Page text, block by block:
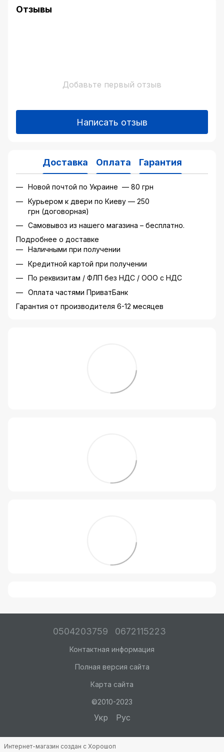
Отзывы
Добавьте первый отзыв
Написать отзыв
Доставка Оплата Гарантия
Новой почтой по Украине — 80 грн
Курьером к двери по Киеву — 250
грн (договорная)
Самовывоз из нашего магазина – бесплатно.
Подробнее о доставке
Наличными при получении
Кредитной картой при получении
По реквизитам / ФЛП без НДС / ООО с НДС
Оплата частями ПриватБанк
Гарантия от производителя 6-12 месяцев
0504203759 0672115223
Контактная информация
Полная версия сайта
Карта сайта
©2010-2023
Укр Рус
Интернет-магазин создан с Хорошоп